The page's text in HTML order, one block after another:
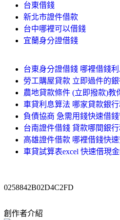
台東借錢
新北市證件借款
台中哪裡可以借錢
宜蘭身分證借錢
台東身分證借錢 哪裡借錢
勞工購屋貸款 立即過件的
農地貸款條件 (立即撥款)教
車貸利息算法 哪家貸款銀
負債協商 急需用錢快速借
台南證件借錢 貸款哪間銀
高雄證件借款 哪裡借錢快
車貸試算表excel 快速借現
0258842B02D4C2FD
創作者介紹